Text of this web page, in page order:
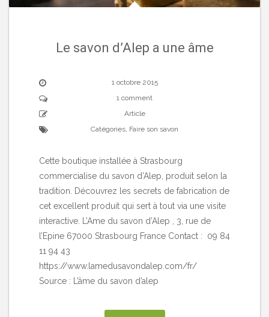
Le savon d’Alep a une âme
1 octobre 2015
1 comment
Article
Catégories Faire son savon
Cette boutique installée à Strasbourg
commercialise du savon d’Alep, produit selon la
tradition. Découvrez les secrets de fabrication de
cet excellent produit qui sert à tout via une visite
interactive. L’Ame du savon d’Alep , 3, rue de
l’Epine 67000 Strasbourg France Contact : 09 84
11 94 43
https://www.lamedusavondalep.com/fr/
Source : L’âme du savon d’alep